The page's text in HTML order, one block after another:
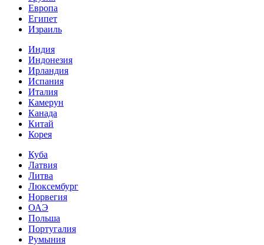
Европа
Египет
Израиль
Индия
Индонезия
Ирландия
Испания
Италия
Камерун
Канада
Китай
Корея
Куба
Латвия
Литва
Люксембург
Норвегия
ОАЭ
Польша
Португалия
Румыния